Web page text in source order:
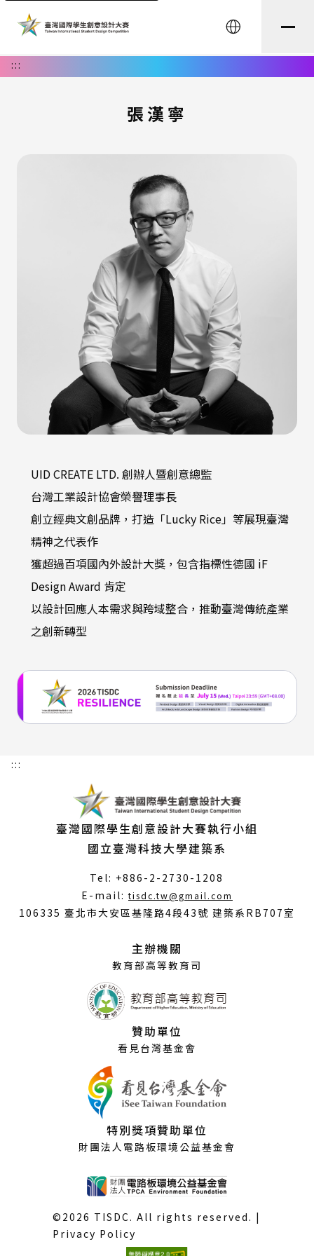
English
:::
張漢寧
UID CREATE LTD. 創辦人暨創意總監
台灣工業設計協會榮譽理事長
創立經典文創品牌，打造「Lucky Rice」等展現臺灣
精神之代表作
獲超過百項國內外設計大獎，包含指標性德國 iF
Design Award 肯定
以設計回應人本需求與跨域整合，推動臺灣傳統產業
之創新轉型
:::
臺灣國際學生創意設計大賽執行小組
國立臺灣科技大學建築系
Tel: +886-2-2730-1208
E-mail:tisdc.tw@gmail.com
開
106335 臺北市大安區基隆路4段43號 建築系RB707室
主辦機關
教育部高等教育司
贊助單位
看見台灣基金會
特別獎項贊助單位
財團法人電路板環境公益基金會
©2026 TISDC. All rights reserved. |
Privacy Policy